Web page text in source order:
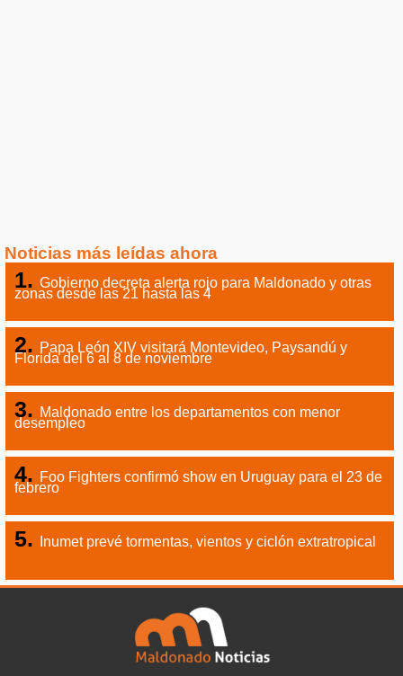
Noticias más leídas ahora
Gobierno decreta alerta rojo para Maldonado y otras
zonas desde las 21 hasta las 4
Papa León XIV visitará Montevideo, Paysandú y
Florida del 6 al 8 de noviembre
Maldonado entre los departamentos con menor
desempleo
Foo Fighters confirmó show en Uruguay para el 23 de
febrero
Inumet prevé tormentas, vientos y ciclón extratropical